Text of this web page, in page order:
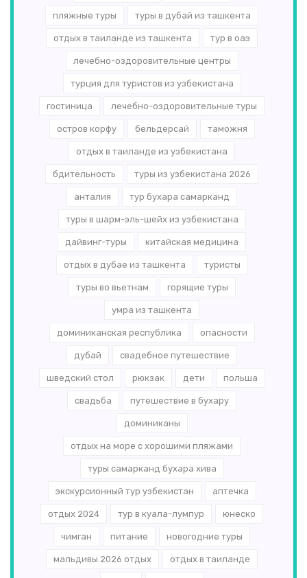
пляжные туры туры в дубай из ташкента
отдых в таиланде из ташкента тур в оаэ
лечебно-оздоровительные центры
турция для туристов из узбекистана
гостиница лечебно-оздоровительные туры
остров корфу бельдерсай таможня
отдых в таиланде из узбекистана
бдительность туры из узбекистана 2026
анталия тур бухара самарканд
туры в шарм-эль-шейх из узбекистана
дайвинг-туры китайская медицина
отдых в дубае из ташкента туристы
туры во вьетнам горящие туры
умра из ташкента
доминиканская республика опасности
дубай свадебное путешествие
шведский стол рюкзак дети польша
свадьба путешествие в бухару
доминиканы
отдых на море с хорошими пляжами
туры самарканд бухара хива
экскурсионный тур узбекистан аптечка
отдых 2024 тур в куала-лумпур юнеско
чимган питание новогодние туры
мальдивы 2026 отдых отдых в таиланде